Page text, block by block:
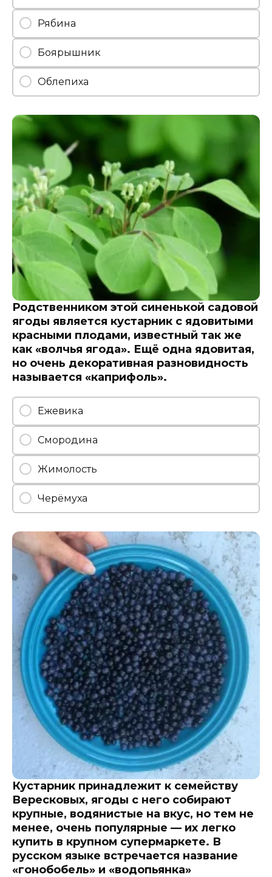
Рябина
Боярышник
Облепиха
Родственником этой синенькой садовой
ягоды является кустарник с ядовитыми
красными плодами, известный так же
как «волчья ягода». Ещё одна ядовитая,
но очень декоративная разновидность
называется «каприфоль».
Ежевика
Смородина
Жимолость
Черёмуха
Кустарник принадлежит к семейству
Вересковых, ягоды с него собирают
крупные, водянистые на вкус, но тем не
менее, очень популярные — их легко
купить в крупном супермаркете. В
русском языке встречается название
«гонобобель» и «водопьянка»